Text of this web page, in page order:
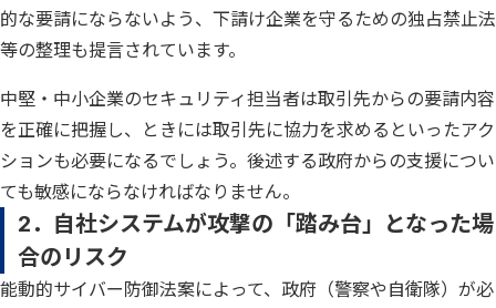
的な要請にならないよう、下請け企業を守るための独占禁止法
等の整理も提言されています。
中堅・中小企業のセキュリティ担当者は取引先からの要請内容
を正確に把握し、ときには取引先に協力を求めるといったアク
ションも必要になるでしょう。後述する政府からの支援につい
ても敏感にならなければなりません。
2．自社システムが攻撃の「踏み台」となった場
合のリスク
能動的サイバー防御法案によって、政府（警察や自衛隊）が必